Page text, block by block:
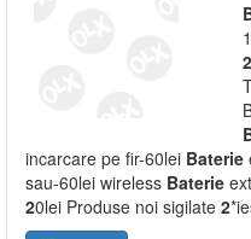
2
incarcare pe fir-60lei Baterie
sau-60lei wireless Baterie
20lei Produse noi sigilate 2